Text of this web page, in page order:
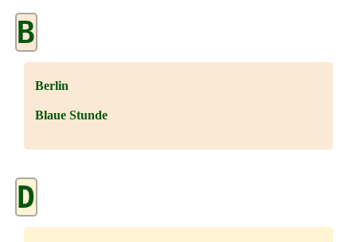
B
Berlin
Blaue Stunde
D